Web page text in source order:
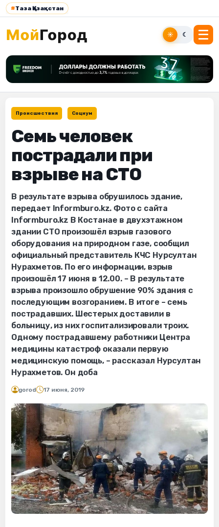
#Таза Қазақстан
☀ ☾
Происшествия Социум
Семь человек
пострадали при
взрыве на СТО
В результате взрыва обрушилось здание,
передает Informburo.kz. Фото с сайта
Informburo.kz В Костанае в двухэтажном
здании СТО произошёл взрыв газового
оборудования на природном газе, сообщил
официальный представитель КЧС Нурсултан
Нурахметов. По его информации, взрыв
произошёл 17 июня в 12.00. – В результате
взрыва произошло обрушение 90% здания с
последующим возгоранием. В итоге – семь
пострадавших. Шестерых доставили в
больницу, из них госпитализировали троих.
Одному пострадавшему работники Центра
медицины катастроф оказали первую
медицинскую помощь, – рассказал Нурсултан
Нурахметов. Он доба
gorod 17 июня, 2019